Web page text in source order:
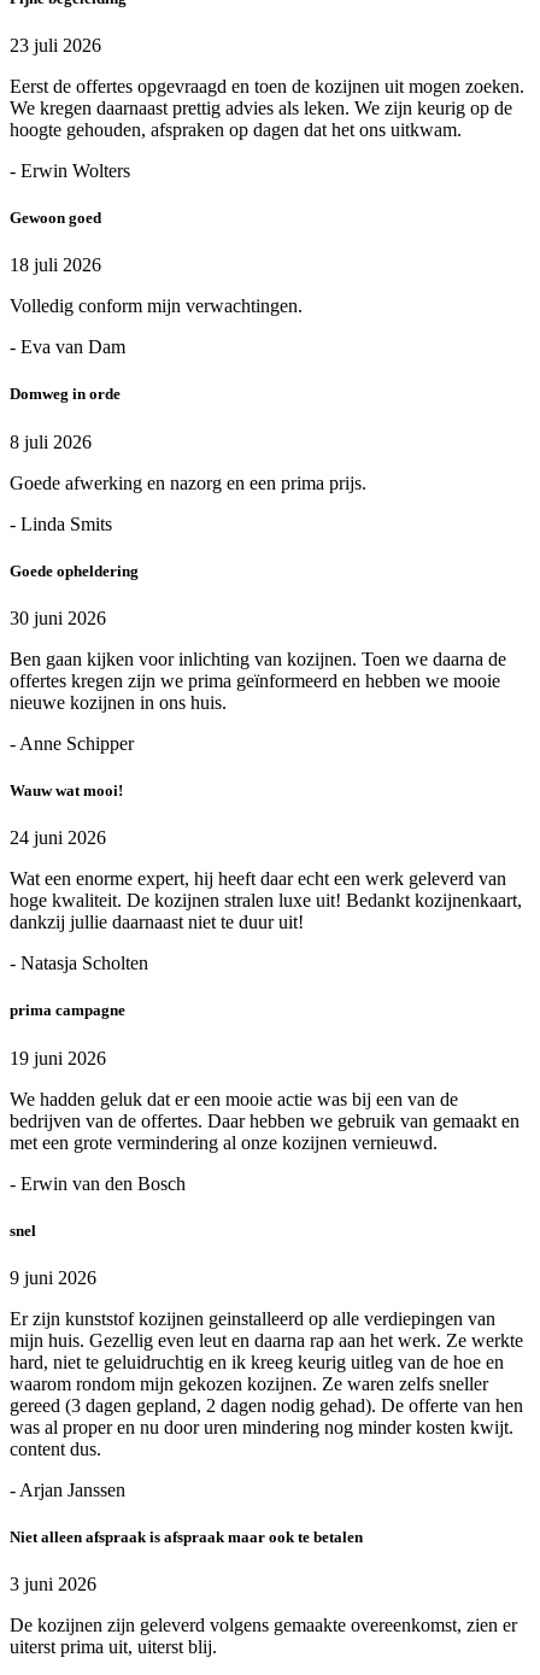
23 juli 2026
Eerst de offertes opgevraagd en toen de kozijnen uit mogen zoeken.
We kregen daarnaast prettig advies als leken. We zijn keurig op de
hoogte gehouden, afspraken op dagen dat het ons uitkwam.
- Erwin Wolters
Gewoon goed
18 juli 2026
Volledig conform mijn verwachtingen.
- Eva van Dam
Domweg in orde
8 juli 2026
Goede afwerking en nazorg en een prima prijs.
- Linda Smits
Goede opheldering
30 juni 2026
Ben gaan kijken voor inlichting van kozijnen. Toen we daarna de
offertes kregen zijn we prima geïnformeerd en hebben we mooie
nieuwe kozijnen in ons huis.
- Anne Schipper
Wauw wat mooi!
24 juni 2026
Wat een enorme expert, hij heeft daar echt een werk geleverd van
hoge kwaliteit. De kozijnen stralen luxe uit! Bedankt kozijnenkaart,
dankzij jullie daarnaast niet te duur uit!
- Natasja Scholten
prima campagne
19 juni 2026
We hadden geluk dat er een mooie actie was bij een van de
bedrijven van de offertes. Daar hebben we gebruik van gemaakt en
met een grote vermindering al onze kozijnen vernieuwd.
- Erwin van den Bosch
snel
9 juni 2026
Er zijn kunststof kozijnen geinstalleerd op alle verdiepingen van
mijn huis. Gezellig even leut en daarna rap aan het werk. Ze werkte
hard, niet te geluidruchtig en ik kreeg keurig uitleg van de hoe en
waarom rondom mijn gekozen kozijnen. Ze waren zelfs sneller
gereed (3 dagen gepland, 2 dagen nodig gehad). De offerte van hen
was al proper en nu door uren mindering nog minder kosten kwijt.
content dus.
- Arjan Janssen
Niet alleen afspraak is afspraak maar ook te betalen
3 juni 2026
De kozijnen zijn geleverd volgens gemaakte overeenkomst, zien er
uiterst prima uit, uiterst blij.